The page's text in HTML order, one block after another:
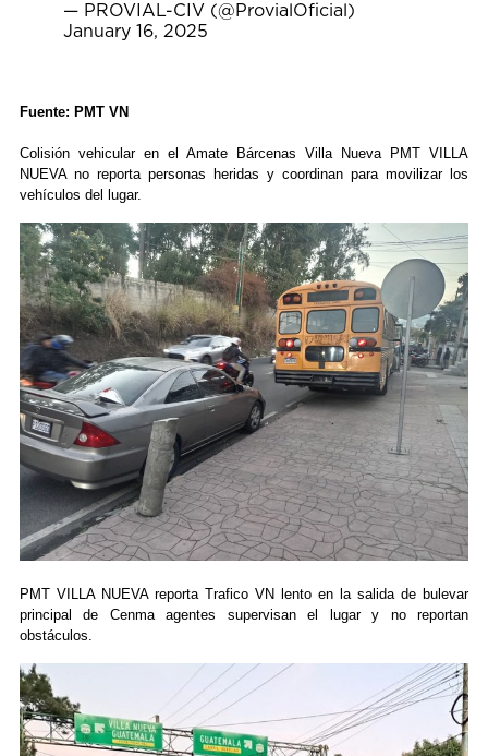
— PROVIAL-CIV (@ProvialOficial)
January 16, 2025
Fuente: PMT VN
Colisión vehicular en el Amate Bárcenas Villa Nueva PMT VILLA
NUEVA no reporta personas heridas y coordinan para movilizar los
vehículos del lugar.
PMT VILLA NUEVA reporta Trafico VN lento en la salida de bulevar
principal de Cenma agentes supervisan el lugar y no reportan
obstáculos.